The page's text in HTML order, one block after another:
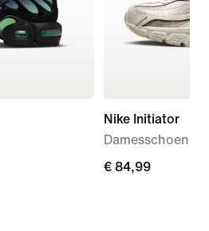
Nike Initiator
Damesschoenen
€ 84,99
€ 84,99